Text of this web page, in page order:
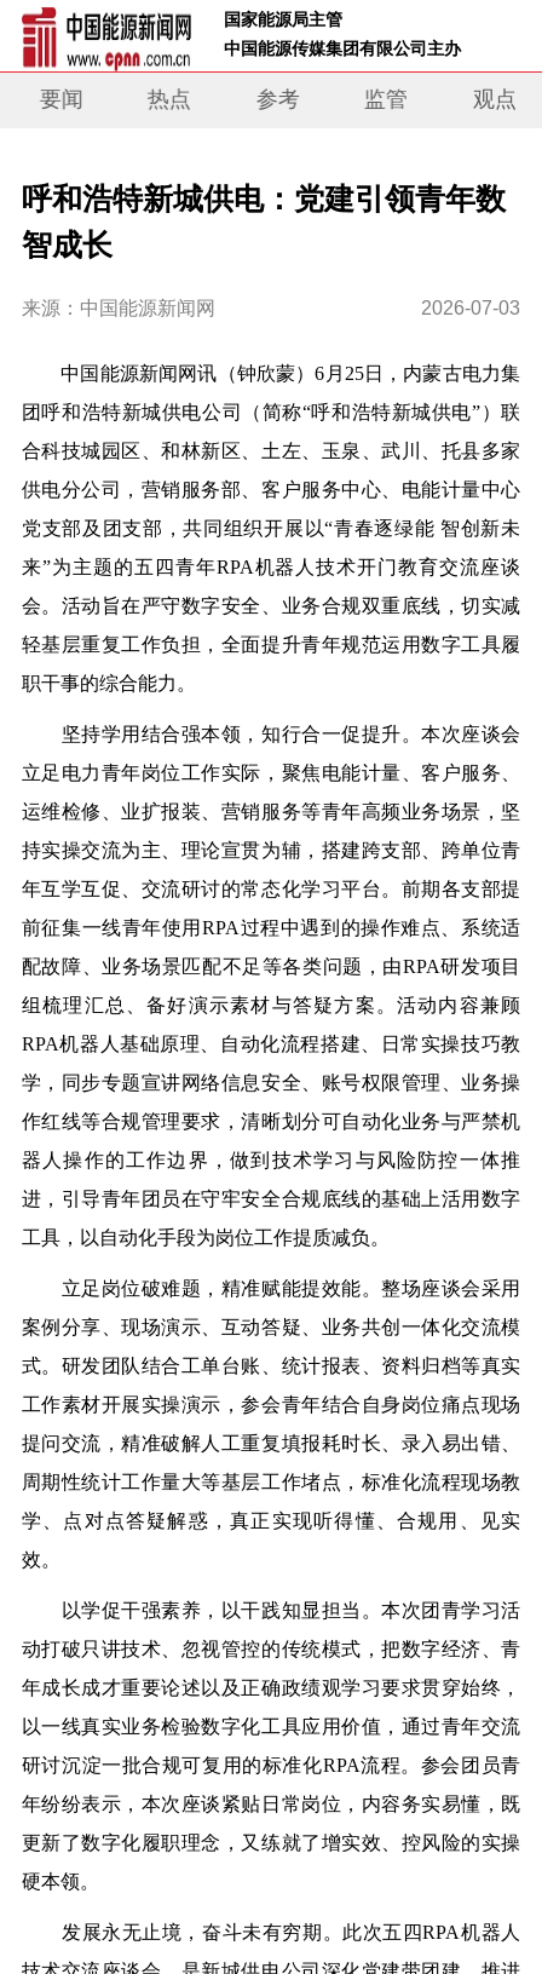
国家能源局主管
中国能源传媒集团有限公司主办
要闻 热点 参考 监管 观点
呼和浩特新城供电：党建引领青年数
智成长
来源：中国能源新闻网 2026-07-03
中 国能源新闻网讯 （钟欣蒙）6月25日 ， 内蒙古电力集
团呼和浩特新城供电公司（简称“呼和浩特新城供电”）联
合科技城园区、和林新区、土左、玉泉、武川、托县多家
供电分公司，营销服务部、客户服务中心、电能计量中心
党支部及团支部，共同组织开展以“青春逐绿能 智创新未
来”为主题的五四青年RPA机器人技术开门教育交流座谈
会。活动旨在严守数字安全、业务合规双重底线，切实减
轻基层重复工作负担，全面提升青年规范运用数字工具履
职干事的综合能力。
坚持学用结合强本领，知行合一促提升。本次座谈会
立足电力青年岗位工作实际，聚焦电能计量、客户服务、
运维检修、业扩报装、营销服务等青年高频业务场景，坚
持实操交流为主、理论宣贯为辅，搭建跨支部、跨单位青
年互学互促、交流研讨的常态化学习平台。前期各支部提
前征集一线青年使用RPA过程中遇到的操作难点、系统适
配故障、业务场景匹配不足等各类问题，由RPA研发项目
组梳理汇总、备好演示素材与答疑方案。活动内容兼顾
RPA机器人基础原理、自动化流程搭建、日常实操技巧教
学，同步专题宣讲网络信息安全、账号权限管理、业务操
作红线等合规管理要求，清晰划分可自动化业务与严禁机
器人操作的工作边界，做到技术学习 与风险防控一体推
进，引导青年团员在守牢安全合规底线的基础上活用数字
工具，以自动化手段为岗位工作提质减负。
立足岗位破难题，精准赋能提效能。整场座谈会采用
案例分享、现场演示、互动答疑、业务共创一体化交流模
式。研发团队结合工单台账、统计报表、资料归档等真实
工作素材开展实操演示，参会青年结合自身岗位痛点现场
提问交流，精准破解人工重复填报耗时长、录入易出错、
周期性统计工作量大等基层工作堵点，标准化流程现场教
学、点对点答疑解惑，真正实现听得懂、合规用、见实
效。
以学促干强素养，以干践知显担当。本次团青学习活
动打破只讲技术、忽视管控的传统模式，把数字经济、青
年成长成才重要论述以及正确政绩观学习要求贯穿始终，
以一线真实业务检验数字化工具应用价值，通过青年交流
研讨沉淀一批合规可复用的标准化RPA流程。参会团员青
年纷纷表示，本次座谈紧贴日常岗位，内容务实易懂，既
更新了数字化履职理念，又练就了增实效、控风险的实操
硬本领。
发展永无止境，奋斗未有穷期。此次五四RPA机器人